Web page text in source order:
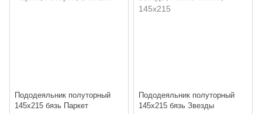
Пододеяльник полуторный
145х215 бязь Паркет
Пододеяльник полуторный
145х215 бязь Звезды